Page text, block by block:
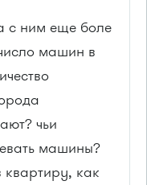
с ним еще боле
машин в
чьи
машины?
квартиру, как